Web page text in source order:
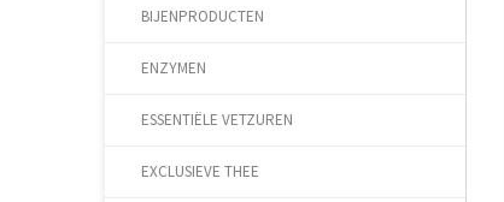
BIJENPRODUCTEN
ENZYMEN
ESSENTIËLE VETZUREN
EXCLUSIEVE THEE